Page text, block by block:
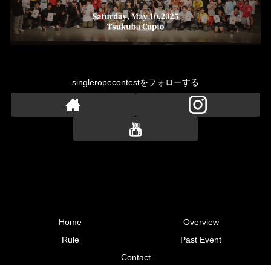
singleropecontestをフォローする
Home
Overview
Rule
Past Event
Contact